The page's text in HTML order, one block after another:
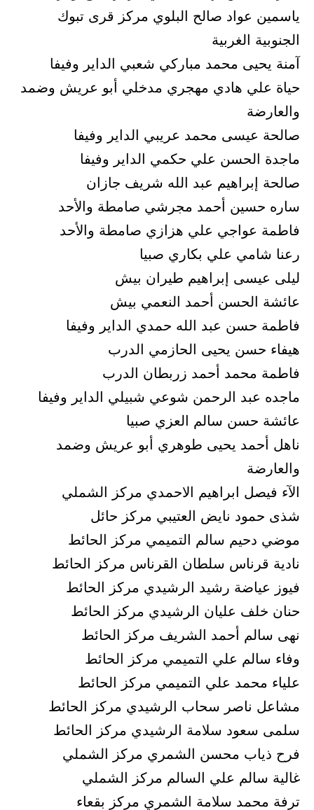
ياسمين عواد صالح البلوي مركز قرى تبوك
الجنوبية الغربية
آمنة يحيى محمد مباركي شعبي الداير وفيفا
حياة علي هادي مهجري مدخلي أبو عريش وضمد
والعارضة
صالحة عيسى محمد عريبي الداير وفيفا
ماجدة الحسن علي حكمي الداير وفيفا
صالحة إبراهيم عبد الله شريف جازان
ساره حسين أحمد مجرشي صامطة والأحد
فاطمة عواجي علي هزازي صامطة والأحد
رعنا شامي علي بكاري صبيا
ليلى عيسى إبراهيم طيران بيش
عائشة الحسن أحمد النعمي بيش
فاطمة حسن عبد الله حمدي الداير وفيفا
هيفاء حسن يحيى الحازمي الدرب
فاطمة محمد أحمد زربطان الدرب
ماجده عبد الرحمن شوعي شبيلي الداير وفيفا
عائشة حسن سالم العزي صبيا
ناهل أحمد يحيى طوهري أبو عريش وضمد
والعارضة
الآء فيصل ابراهيم الاحمدي مركز الشملي
شذى حمود نايض العتيبي مركز حائل
موضي دحيم سالم التميمي مركز الحائط
نادية قرناس سلطان القرناس مركز الحائط
فيوز عياضة رشيد الرشيدي مركز الحائط
حنان خلف عليان الرشيدي مركز الحائط
نهى سالم أحمد الشريف مركز الحائط
وفاء سالم علي التميمي مركز الحائط
علياء محمد علي التميمي مركز الحائط
مشاعل ناصر سحاب الرشيدي مركز الحائط
سلمى سعود سلامة الرشيدي مركز الحائط
فرح ذياب محسن الشمري مركز الشملي
غالية سالم علي السالم مركز الشملي
ترفة محمد سلامة الشمري مركز بقعاء